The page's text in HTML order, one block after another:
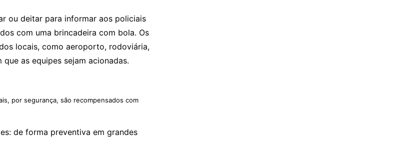
ou deitar para informar aos policiais
com uma brincadeira com bola. Os
locais, como aeroporto, rodoviária,
as equipes sejam acionadas.
por segurança, são recompensados com
de forma preventiva em grandes